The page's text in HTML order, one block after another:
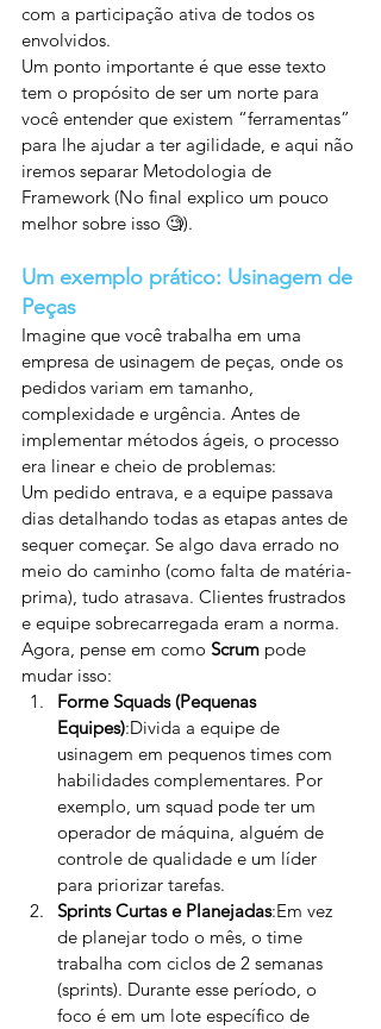
com a participação ativa de todos os
envolvidos.
Um ponto importante é que esse texto
tem o propósito de ser um norte para
você entender que existem “ferramentas”
para lhe ajudar a ter agilidade, e aqui não
iremos separar Metodologia de
Framework (No final explico um pouco
melhor sobre isso 🧐).
Um exemplo prático: Usinagem de
Peças
Imagine que você trabalha em uma
empresa de usinagem de peças, onde os
pedidos variam em tamanho,
complexidade e urgência. Antes de
implementar métodos ágeis, o processo
era linear e cheio de problemas:
Um pedido entrava, e a equipe passava
dias detalhando todas as etapas antes de
sequer começar. Se algo dava errado no
meio do caminho (como falta de matéria-
prima), tudo atrasava. Clientes frustrados
e equipe sobrecarregada eram a norma.
Agora, pense em como Scrum pode
mudar isso:
Forme Squads (Pequenas
Equipes):Divida a equipe de
usinagem em pequenos times com
habilidades complementares. Por
exemplo, um squad pode ter um
operador de máquina, alguém de
controle de qualidade e um líder
para priorizar tarefas.
Sprints Curtas e Planejadas:Em vez
de planejar todo o mês, o time
trabalha com ciclos de 2 semanas
(sprints). Durante esse período, o
foco é em um lote específico de